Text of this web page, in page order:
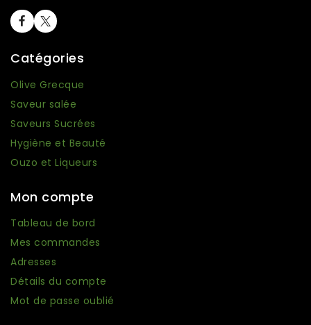
16 avis
Catégories
Olive Grecque
Saveur salée
Saveurs Sucrées
Hygiène et Beauté
Ouzo et Liqueurs
Mon compte
Tableau de bord
Mes commandes
Adresses
Détails du compte
Mot de passe oublié